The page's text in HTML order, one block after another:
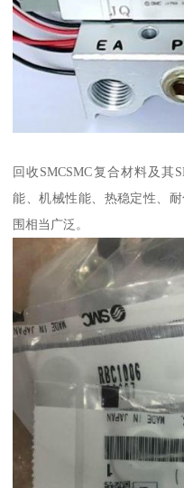
回收SMCSMC复合材料及其
能、机械性能、热稳定性、
围相当广泛。